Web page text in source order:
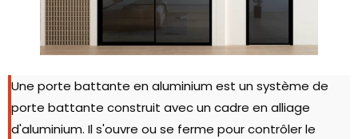
Une porte battante en aluminium est un système de
porte battante construit avec un cadre en alliage
d'aluminium. Il s'ouvre ou se ferme pour contrôler le